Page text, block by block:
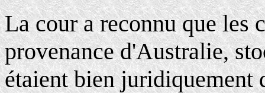
La cour a reconnu que les
provenance d'Australie,
étaient bien juridiquement